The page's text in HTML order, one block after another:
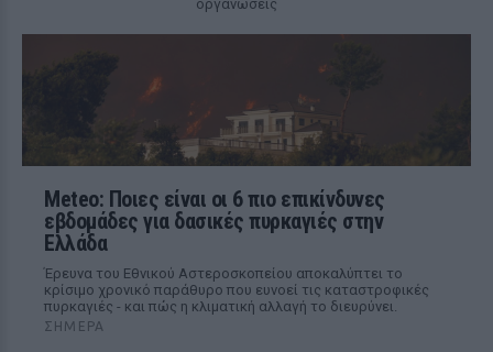
οργανώσεις
Meteo: Ποιες είναι οι 6 πιο επικίνδυνες
εβδομάδες για δασικές πυρκαγιές στην
Ελλάδα
Έρευνα του Εθνικού Αστεροσκοπείου αποκαλύπτει το
κρίσιμο χρονικό παράθυρο που ευνοεί τις καταστροφικές
πυρκαγιές - και πώς η κλιματική αλλαγή το διευρύνει.
ΣΉΜΕΡΑ